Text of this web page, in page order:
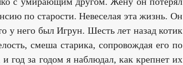
по старости. Невеселая эта жизнь. Он
у него был Игрун. Шесть лет назад котик
смеша старика, сопровождая его по
год за годом я наблюдал, как крепнет их